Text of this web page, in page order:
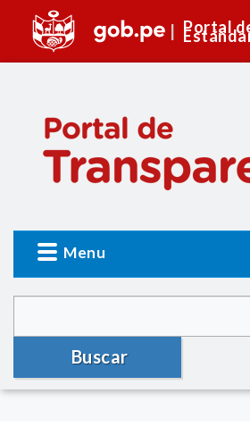
Portal
Menu
Buscar